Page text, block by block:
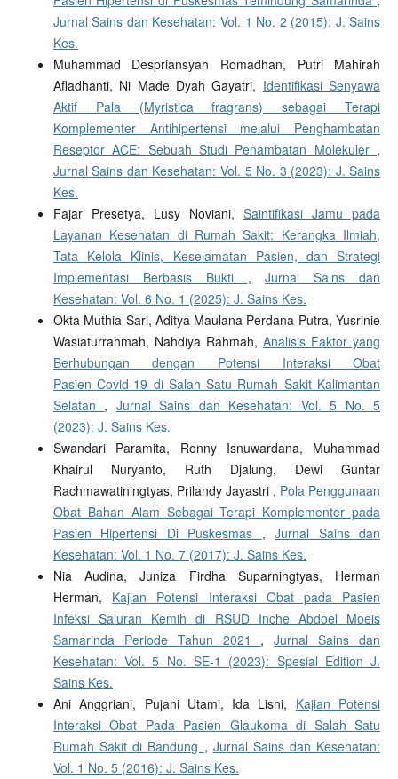
Jurnal Sains dan Kesehatan: Vol. 1 No. 2 (2015): J. Sains
Kes.
Muhammad Despriansyah Romadhan, Putri Mahirah
Afladhanti, Ni Made Dyah Gayatri, Identifikasi Senyawa
Aktif Pala (Myristica fragrans) sebagai Terapi
Komplementer Antihipertensi melalui Penghambatan
Reseptor ACE: Sebuah Studi Penambatan Molekuler ,
Jurnal Sains dan Kesehatan: Vol. 5 No. 3 (2023): J. Sains
Kes.
Fajar Presetya, Lusy Noviani,Saintifikasi Jamu pada
Layanan Kesehatan di Rumah Sakit: Kerangka Ilmiah,
Tata Kelola Klinis, Keselamatan Pasien, dan Strategi
Implementasi Berbasis Bukti ,Jurnal Sains dan
Kesehatan: Vol. 6 No. 1 (2025): J. Sains Kes.
Okta Muthia Sari, Aditya Maulana Perdana Putra, Yusrinie
Wasiaturrahmah, Nahdiya Rahmah,Analisis Faktor yang
Berhubungan dengan Potensi Interaksi Obat
Pasien Covid-19 di Salah Satu Rumah Sakit Kalimantan
Selatan , Jurnal Sains dan Kesehatan: Vol. 5 No. 5
(2023): J. Sains Kes.
Swandari Paramita, Ronny Isnuwardana, Muhammad
Khairul Nuryanto, Ruth Djalung, Dewi Guntar
Rachmawatiningtyas, Prilandy Jayastri , Pola Penggunaan
Obat Bahan Alam Sebagai Terapi Komplementer pada
Pasien Hipertensi Di Puskesmas ,Jurnal Sains dan
Kesehatan: Vol. 1 No. 7 (2017): J. Sains Kes.
Nia Audina, Juniza Firdha Suparningtyas, Herman
Herman, Kajian Potensi Interaksi Obat pada Pasien
Infeksi Saluran Kemih di RSUD Inche Abdoel Moeis
Samarinda Periode Tahun 2021 ,Jurnal Sains dan
Kesehatan: Vol. 5 No. SE-1 (2023): Spesial Edition J.
Sains Kes.
Ani Anggriani, Pujani Utami, Ida Lisni, Kajian Potensi
Interaksi Obat Pada Pasien Glaukoma di Salah Satu
Rumah Sakit di Bandung , Jurnal Sains dan Kesehatan:
Vol. 1 No. 5 (2016): J. Sains Kes.